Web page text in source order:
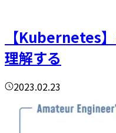
【Kubernetes
理解する
2023.02.23